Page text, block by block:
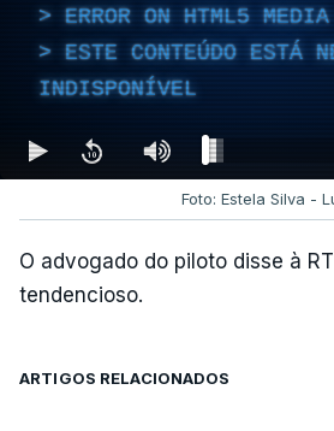
ERROR ON HTML5
ESTE CONTEÚDO ESTÁ
INDISPONÍVEL
Foto: Estela Silva -
O advogado do piloto disse à
tendencioso.
ARTIGOS RELACIONADOS